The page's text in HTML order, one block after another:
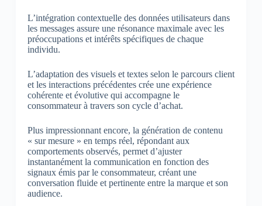
L’intégration contextuelle des données utilisateurs dans
les messages assure une résonance maximale avec les
préoccupations et intérêts spécifiques de chaque
individu.
L’adaptation des visuels et textes selon le parcours client
et les interactions précédentes crée une expérience
cohérente et évolutive qui accompagne le
consommateur à travers son cycle d’achat.
Plus impressionnant encore, la génération de contenu
« sur mesure » en temps réel, répondant aux
comportements observés, permet d’ajuster
instantanément la communication en fonction des
signaux émis par le consommateur, créant une
conversation fluide et pertinente entre la marque et son
audience.